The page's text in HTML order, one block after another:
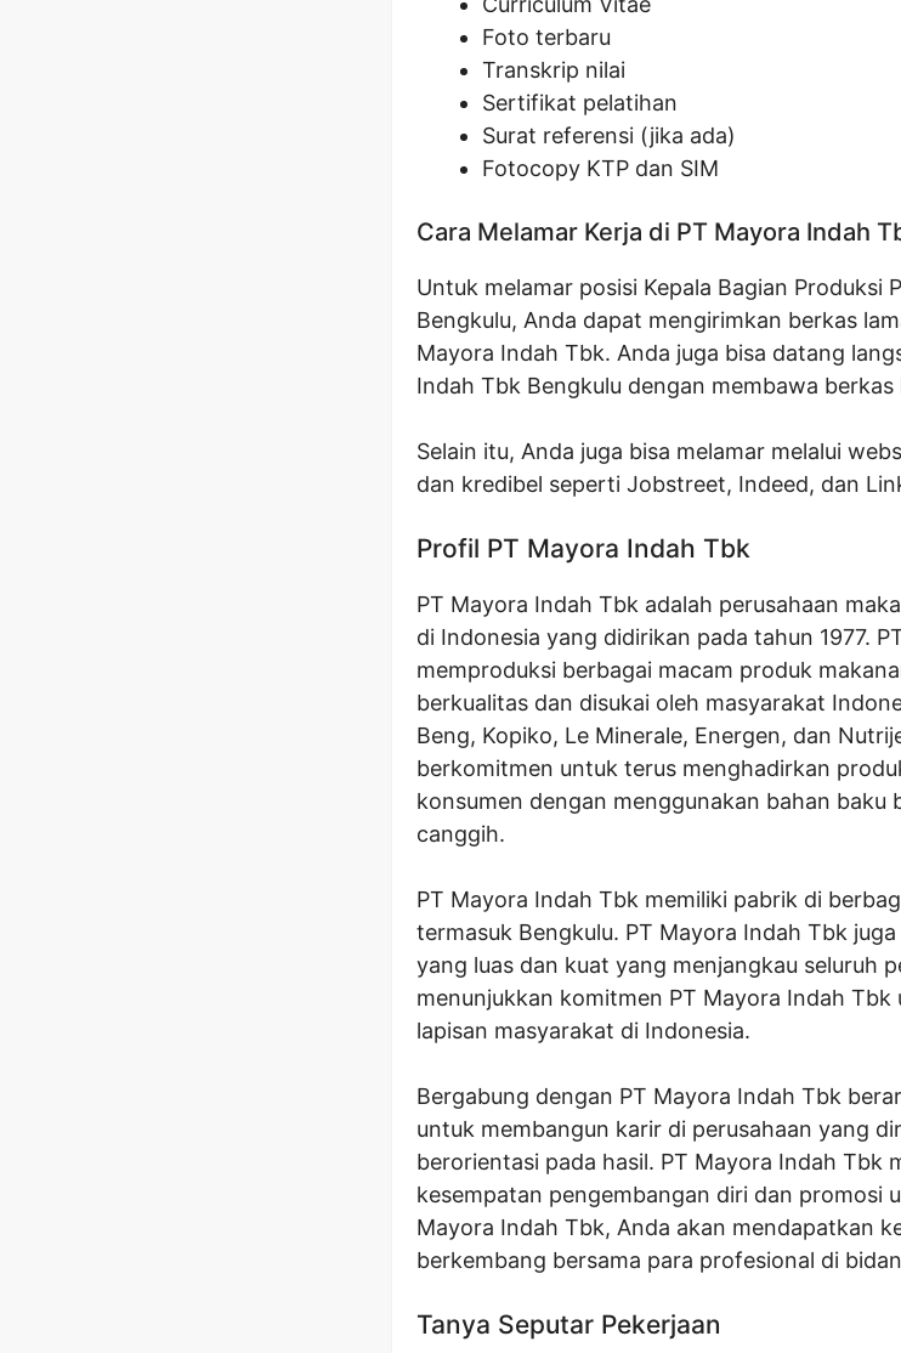
Foto terbaru
Transkrip nilai
Sertifikat pelatihan
Surat referensi (jika ada)
Fotocopy KTP dan SIM
Cara Melamar Kerja di PT Mayora Indah
Untuk melamar posisi Kepala Bagian Produksi
Bengkulu, Anda dapat mengirimkan berkas
Mayora Indah Tbk. Anda juga bisa datang
Indah Tbk Bengkulu dengan membawa berkas
Selain itu, Anda juga bisa melamar melalui
dan kredibel seperti Jobstreet, Indeed, dan
Profil PT Mayora Indah Tbk
PT Mayora Indah Tbk adalah perusahaan
di Indonesia yang didirikan pada tahun 1977.
memproduksi berbagai macam produk
berkualitas dan disukai oleh masyarakat
Beng, Kopiko, Le Minerale, Energen, dan
berkomitmen untuk terus menghadirkan
konsumen dengan menggunakan bahan baku
canggih.
PT Mayora Indah Tbk memiliki pabrik di
termasuk Bengkulu. PT Mayora Indah Tbk
yang luas dan kuat yang menjangkau seluruh
menunjukkan komitmen PT Mayora Indah Tbk
lapisan masyarakat di Indonesia.
Bergabung dengan PT Mayora Indah Tbk
untuk membangun karir di perusahaan yang
berorientasi pada hasil. PT Mayora Indah Tbk
kesempatan pengembangan diri dan promosi
Mayora Indah Tbk, Anda akan mendapatkan
berkembang bersama para profesional di
Tanya Seputar Pekerjaan